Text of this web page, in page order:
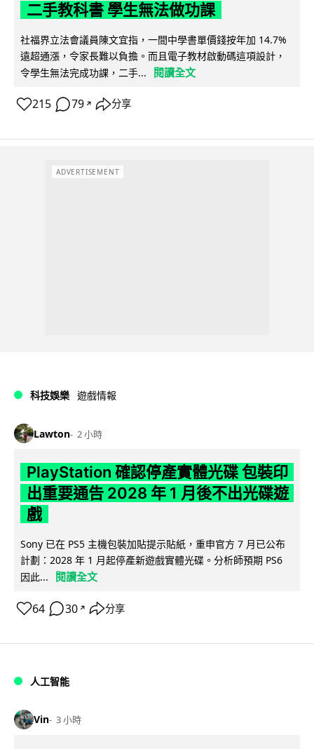
二手教科書 學生無法做功課
社福界立法會議員陳文宜指，一間中學書單價錢按年加 14.7%
遠超通漲，令家長難以負擔。而且電子教材啟動碼這項設計，
令學生無法完成功課，二手...
閱讀全文
215 79 ↗ 分享
ADVERTISEMENT
科技娛樂 遊戲情報
Lawton 2 小時
PlayStation 確認停產實體光碟 包裝印
出重要通告 2028 年 1 月後不出光碟遊
戲
Sony 已在 PS5 主機包裝加貼提示貼紙，重申官方 7 月已公布
計劃：2028 年 1 月起停產新遊戲實體光碟。分析師預期 PS6
因此...
閱讀全文
64 30 ↗ 分享
人工智能
Vin 3 小時